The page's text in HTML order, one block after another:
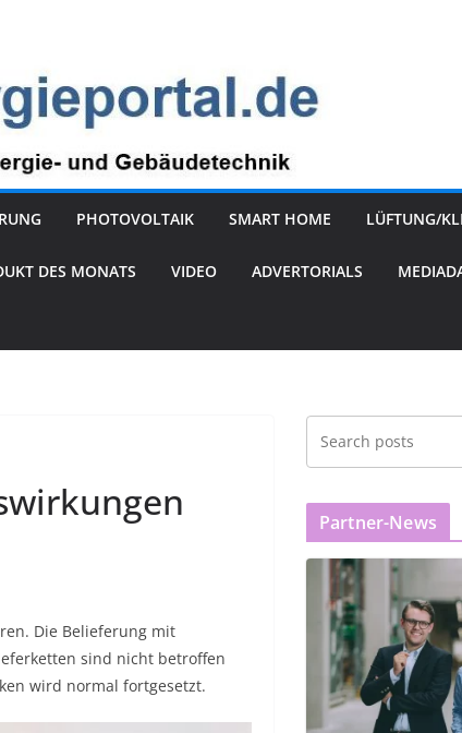
PHOTOVOLTAIK SMART HOME LÜFTUNG/
DES MONATS VIDEO ADVERTORIALS
Die Belieferung mit
sind nicht betroffen
wird normal fortgesetzt.
Partner-News